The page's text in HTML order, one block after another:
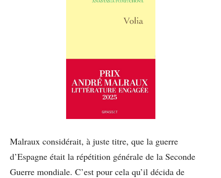
Malraux considérait, à juste titre, que la guerre
d’Espagne était la répétition générale de la Seconde
Guerre mondiale. C’est pour cela qu’il décida de